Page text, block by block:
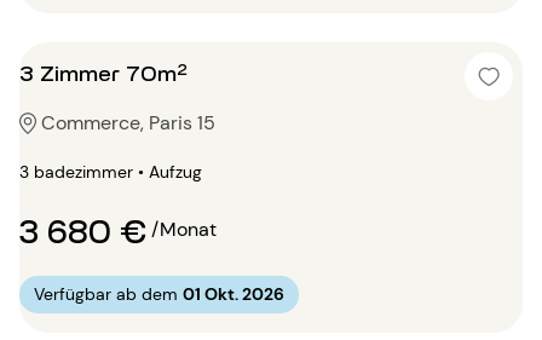
3 Zimmer 70m²
Commerce, Paris 15
3 badezimmer • Aufzug
3 680 €/Monat
Verfügbar ab dem 01 Okt. 2026